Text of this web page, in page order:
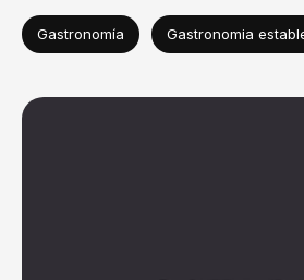
Gastronomía Gastronomia